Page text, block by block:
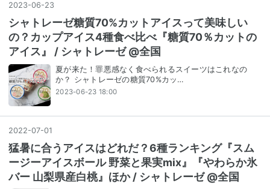
2023-06-23
シャトレーゼ糖質70%カットアイスって美味しい
の？カップアイス4種食べ比べ『糖質70％カットの
アイス』 / シャトレーゼ @全国
夏が来た！罪悪感なく食べられるスイーツはこれなの
か？ シャトレーゼの糖質70%カッ…
2023-06-23 18:00
2022-07-01
猛暑に合うアイスはどれだ？6種ランキング『スム
ージーアイスボール 野菜と果実mix』『やわらか氷
バー 山梨県産白桃』ほか / シャトレーゼ @全国